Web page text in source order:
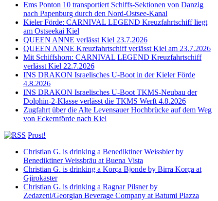
Ems Ponton 10 transportiert Schiffs-Sektionen von Danzig
nach Papenburg durch den Nord-Ostsee-Kanal
Kieler Förde: CARNIVAL LEGEND Kreuzfahrtschiff liegt
am Ostseekai Kiel
QUEEN ANNE verlässt Kiel 23.7.2026
QUEEN ANNE Kreuzfahrtschiff verlässt Kiel am 23.7.2026
Mit Schiffshorn: CARNIVAL LEGEND Kreuzfahrtschiff
verlässt Kiel 22.7.2026
INS DRAKON Israelisches U-Boot in der Kieler Förde
4.8.2026
INS DRAKON Israelisches U-Boot TKMS-Neubau der
Dolphin-2-Klasse verlässt die TKMS Werft 4.8.2026
Zugfahrt über die Alte Levensauer Hochbrücke auf dem Weg
von Eckernförde nach Kiel
Prost!
Christian G. is drinking a Benediktiner Weissbier by
Benediktiner Weissbräu at Buena Vista
Christian G. is drinking a Korça Bjonde by Birra Korça at
Gjirokaster
Christian G. is drinking a Ragnar Pilsner by
Zedazeni/Georgian Beverage Company at Batumi Plazza